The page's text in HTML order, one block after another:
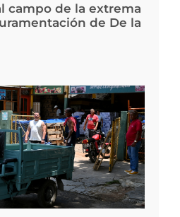
campo de la extrema
de De la